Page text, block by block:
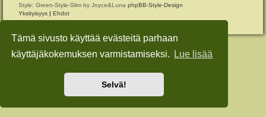
Tämä sivusto käyttää evästeitä parhaan
käyttäjäkokemuksen varmistamiseksi.
Lue lisää
Selvä!
Style: Green-Style-Slim by Joyce&Luna phpBB-Style-Design
Yksityisyys | Ehdot